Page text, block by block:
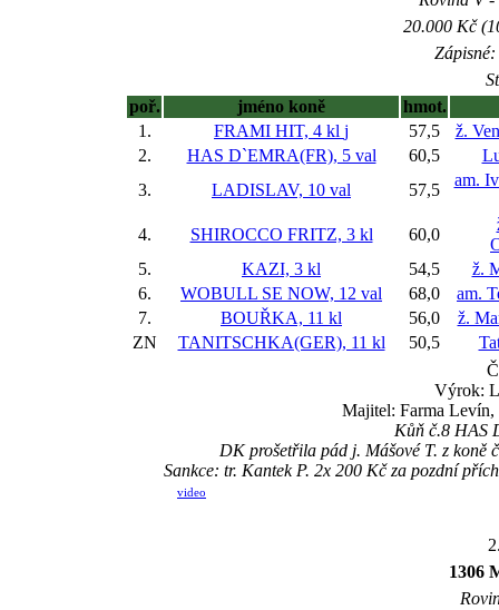
20.000 Kč
poř.
jméno koně
hmot.
1.
FRAMI HIT, 4 kl j 57,5
ž.
2.
HAS D`EMRA(FR), 5 val 60,5
3.
LADISLAV, 10 val 57,5
am.
4. SHIROCCO FRITZ, 3 kl 60,0
5.
KAZI, 3 kl 54,5
ž.
6.
WOBULL SE NOW, 12 val 68,0
am.
7.
BOUŘKA, 11 kl 56,0
ž.
ZN
TANITSCHKA(GER), 11 kl 50,5
Výrok:
Majitel: Farma
Kůň č.8 HAS
DK prošetřila pád j. Mášové T. z koně
Sankce: tr. Kantek P. 2x 200 Kč za pozdní
video
1306